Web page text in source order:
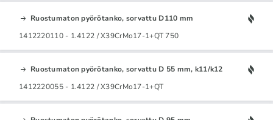
Ruostumaton pyörötanko, sorvattu D110 mm
1412220110 - 1.4122 / X39CrMo17-1+QT 750
Ruostumaton pyörötanko, sorvattu D 55 mm, k11/k12
1412220055 - 1.4122 / X39CrMo17-1+QT